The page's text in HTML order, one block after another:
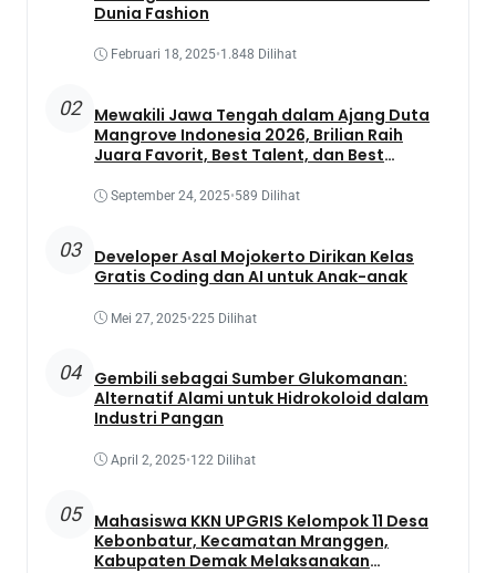
Dunia Fashion
Februari 18, 2025•1.848 Dilihat
02
Mewakili Jawa Tengah dalam Ajang Duta
Mangrove Indonesia 2026, Brilian Raih
Juara Favorit, Best Talent, dan Best
September 24, 2025•589 Dilihat
03
Developer Asal Mojokerto Dirikan Kelas
Gratis Coding dan AI untuk Anak-anak
Mei 27, 2025•225 Dilihat
04
Gembili sebagai Sumber Glukomanan:
Alternatif Alami untuk Hidrokoloid dalam
Industri Pangan
April 2, 2025•122 Dilihat
05
Mahasiswa KKN UPGRIS Kelompok 11 Desa
Kebonbatur, Kecamatan Mranggen,
Kabupaten Demak Melaksanakan